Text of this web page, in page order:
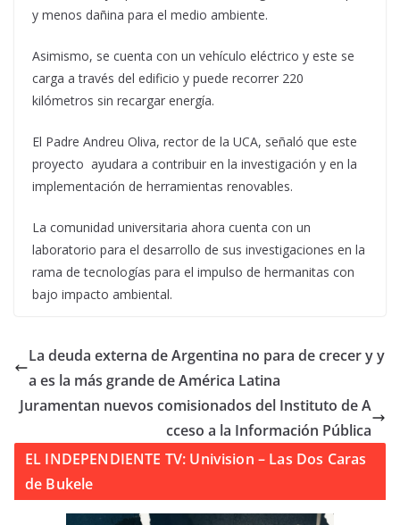
y menos dañina para el medio ambiente.
Asimismo, se cuenta con un vehículo eléctrico y este se
carga a través del edificio y puede recorrer 220
kilómetros sin recargar energía.
El Padre Andreu Oliva, rector de la UCA, señaló que este
proyecto ayudara a contribuir en la investigación y en la
implementación de herramientas renovables.
La comunidad universitaria ahora cuenta con un
laboratorio para el desarrollo de sus investigaciones en la
rama de tecnologías para el impulso de hermanitas con
bajo impacto ambiental.
La deuda externa de Argentina no para de crecer y y
a es la más grande de América Latina
Juramentan nuevos comisionados del Instituto de A
cceso a la Información Pública
EL INDEPENDIENTE TV: Univision – Las Dos Caras
de Bukele